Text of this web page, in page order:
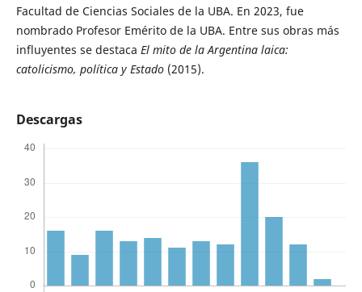
Facultad de Ciencias Sociales de la UBA. En 2023, fue
nombrado Profesor Emérito de la UBA. Entre sus obras más
influyentes se destaca El mito de la Argentina laica:
catolicismo, política y Estado (2015).
Descargas